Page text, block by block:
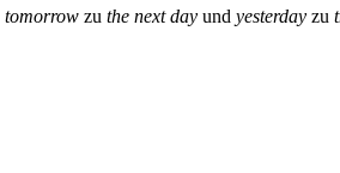
tomorrow zu the next day und yesterday zu